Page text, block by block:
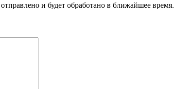
и будет обработано в ближайшее время.